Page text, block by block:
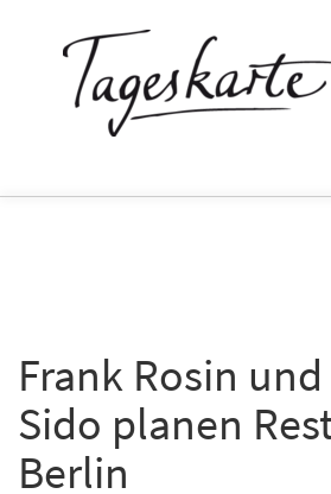
Frank Rosin
Sido planen
Berlin
Keine
verpassen!
E-Mail*